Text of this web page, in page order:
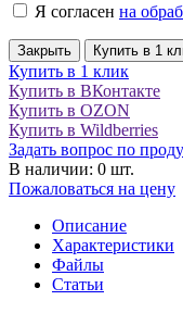
Я согласен на
Закрыть Купить в 1
Купить в 1 клик
Купить в ВКонтакте
Купить в OZON
Купить в Wildberries
Задать вопрос по
В наличии: 0 шт.
Пожаловаться на цену
Описание
Характеристики
Файлы
Статьи